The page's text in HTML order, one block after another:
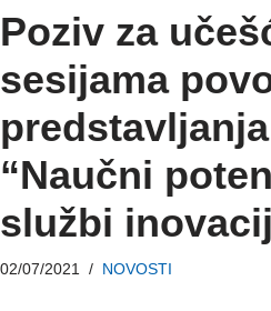
Poziv za
sesijama
“Naučni
službi
02/07/2021 NOVOSTI